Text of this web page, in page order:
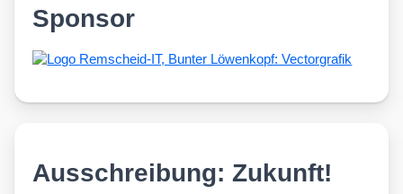
Sponsor
Ausschreibung: Zukunft!